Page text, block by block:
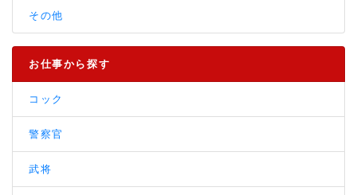
その他
お仕事から探す
コック
警察官
武将